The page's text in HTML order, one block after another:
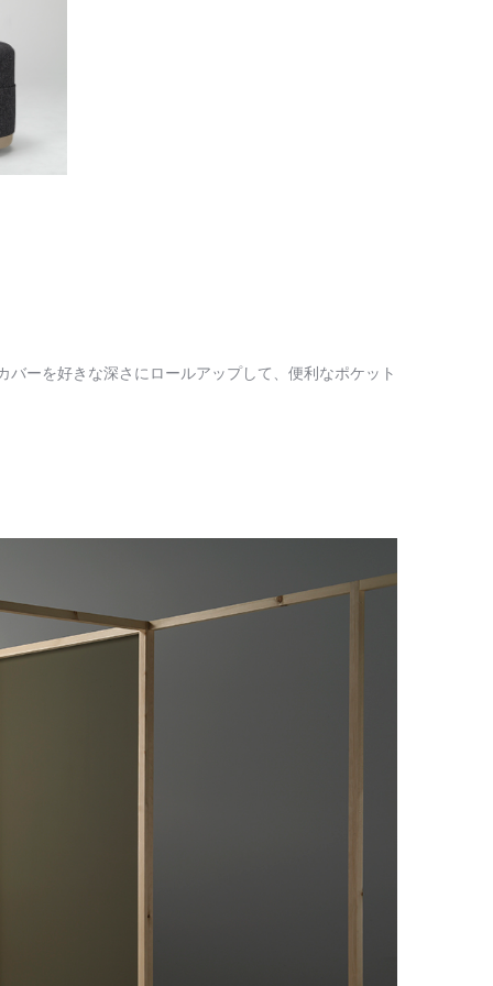
ーを好きな深さにロールアップして、便利なポケット